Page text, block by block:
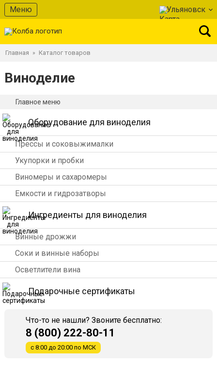
Меню Ульяновск
Главная » Каталог товаров
Виноделие
Главное меню
Оборудование для виноделия
Прессы и соковыжималки
Укупорки и пробки
Виномеры и сахаромеры
Емкости и гидрозатворы
Ингредиенты для виноделия
Винные дрожжи
Соки и винные наборы
Осветлители вина
Подарочные сертификаты
Что-то не нашли? Звоните бесплатно:
8 (800) 222-80-11
с 8:00 до 20:00 по МСК